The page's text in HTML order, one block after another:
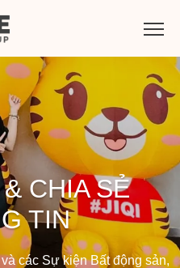
CHIA SẺ
TIN
các Sự kiện Bất động sản,